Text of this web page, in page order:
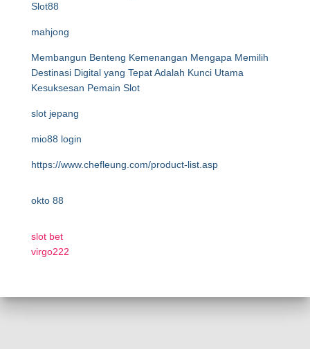
Slot88
mahjong
Membangun Benteng Kemenangan Mengapa Memilih
Destinasi Digital yang Tepat Adalah Kunci Utama
Kesuksesan Pemain Slot
slot jepang
mio88 login
https://www.chefleung.com/product-list.asp
okto 88
slot bet
virgo222